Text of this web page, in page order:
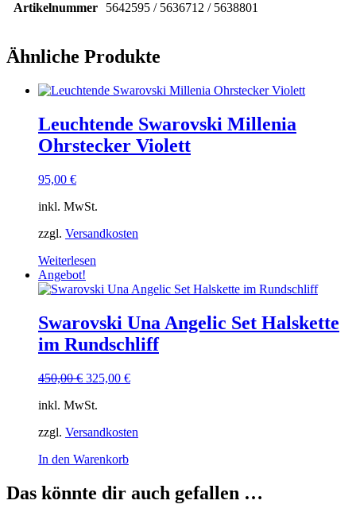
Artikelnummer 5642595 / 5636712 / 5638801
Ähnliche Produkte
Leuchtende Swarovski Millenia
Ohrstecker Violett
95,00 €
inkl. MwSt.
zzgl. Versandkosten
Weiterlesen
Angebot!
Swarovski Una Angelic Set Halskette
im Rundschliff
450,00€ Ursprünglicher
war:
325,00 €Aktueller
inkl. MwSt.
zzgl. Versandkosten
In den Warenkorb
Das könnte dir auch gefallen …